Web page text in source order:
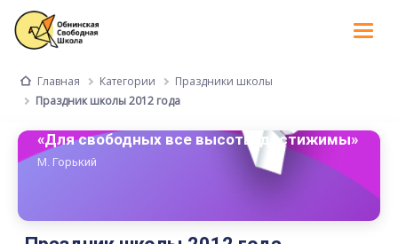
Главная Категории
Праздники школы
Праздник школы 2012 года
«Для свободных все высоты достижимы»
М. Горький